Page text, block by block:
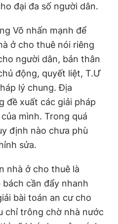
đại đa số người dân.
Võ nhấn mạnh để
ở cho thuê nói riêng
người dân, bản thân
động, quyết liệt, T.Ư
lý chung. Địa
đề xuất các giải pháp
mình. Trong quá
định nào chưa phù
sửa.
nhà ở cho thuê là
cần đẩy nhanh
bài toán an cư cho
chỉ trông chờ nhà nước